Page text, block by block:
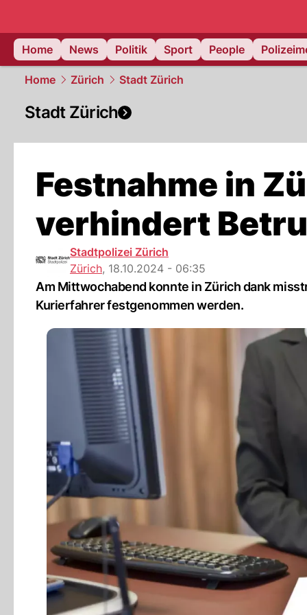
Home News Politik Sport People
Home Zürich Stadt Zürich
Stadt Zürich
Festnahme in
verhindert
Stadtpolizei Zürich
Zürich, 18.10.2024 - 06:35
Am Mittwochabend konnte in Zürich dank
Kurierfahrer festgenommen werden.